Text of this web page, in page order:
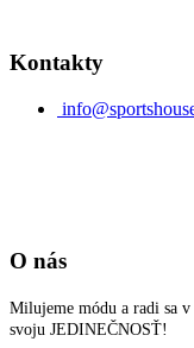
Kontakty
O nás
Milujeme módu a radi sa
svoju JEDINEČNOSŤ!